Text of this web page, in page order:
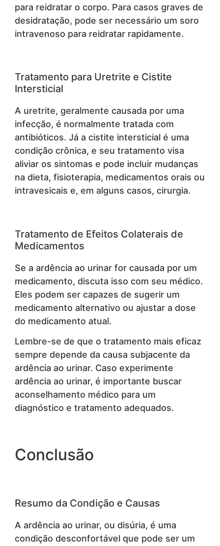
para reidratar o corpo. Para casos graves de
desidratação, pode ser necessário um soro
intravenoso para reidratar rapidamente.
Tratamento para Uretrite e Cistite
Intersticial
A uretrite, geralmente causada por uma
infecção, é normalmente tratada com
antibióticos. Já a cistite intersticial é uma
condição crônica, e seu tratamento visa
aliviar os sintomas e pode incluir mudanças
na dieta, fisioterapia, medicamentos orais ou
intravesicais e, em alguns casos, cirurgia.
Tratamento de Efeitos Colaterais de
Medicamentos
Se a ardência ao urinar for causada por um
medicamento, discuta isso com seu médico.
Eles podem ser capazes de sugerir um
medicamento alternativo ou ajustar a dose
do medicamento atual.
Lembre-se de que o tratamento mais eficaz
sempre depende da causa subjacente da
ardência ao urinar. Caso experimente
ardência ao urinar, é importante buscar
aconselhamento médico para um
diagnóstico e tratamento adequados.
Conclusão
Resumo da Condição e Causas
A ardência ao urinar, ou disúria, é uma
condição desconfortável que pode ser um